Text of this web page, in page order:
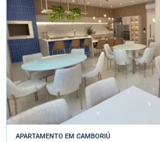
APARTAMENTO EM CAMBORIÚ